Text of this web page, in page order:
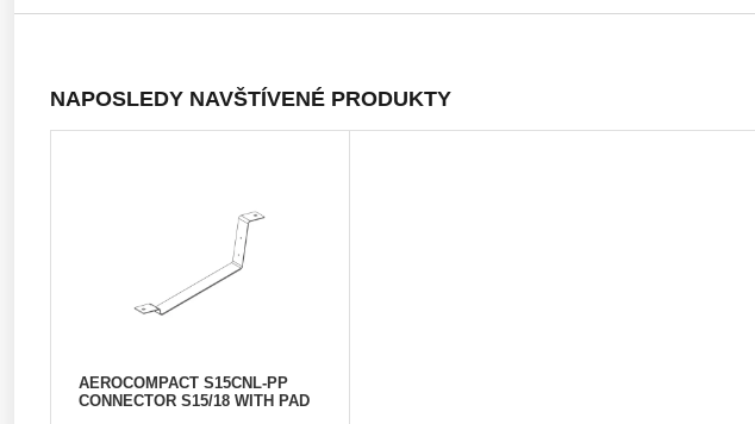
NAPOSLEDY NAVŠTÍVENÉ PRODUKTY
AEROCOMPACT S15CNL-PP
CONNECTOR S15/18 WITH PAD